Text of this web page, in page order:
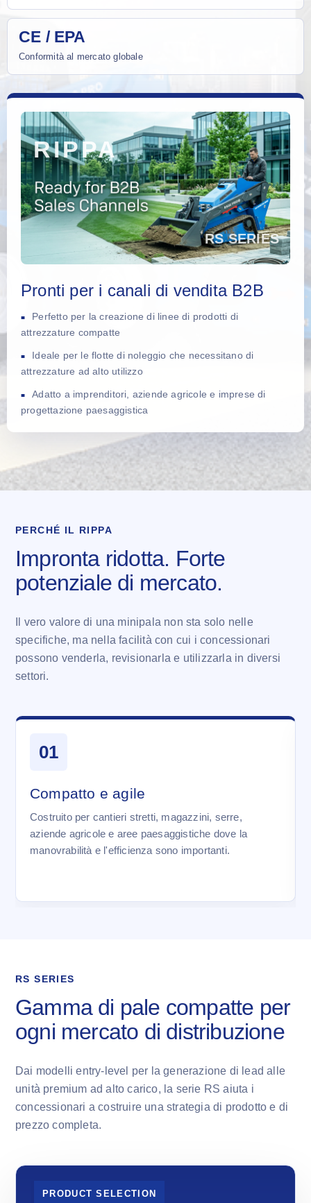
CE / EPA
Conformità al mercato globale
Pronti per i canali di vendita B2B
Perfetto per la creazione di linee di prodotti di
attrezzature compatte
Ideale per le flotte di noleggio che necessitano di
attrezzature ad alto utilizzo
Adatto a imprenditori, aziende agricole e imprese di
progettazione paesaggistica
PERCHÉ IL RIPPA
Impronta ridotta. Forte
potenziale di mercato.
Il vero valore di una minipala non sta solo nelle
specifiche, ma nella facilità con cui i concessionari
possono venderla, revisionarla e utilizzarla in diversi
settori.
01
Compatto e agile
Costruito per cantieri stretti, magazzini, serre,
aziende agricole e aree paesaggistiche dove la
manovrabilità e l'efficienza sono importanti.
RS SERIES
Gamma di pale compatte per
ogni mercato di distribuzione
Dai modelli entry-level per la generazione di lead alle
unità premium ad alto carico, la serie RS aiuta i
concessionari a costruire una strategia di prodotto e di
prezzo completa.
PRODUCT SELECTION